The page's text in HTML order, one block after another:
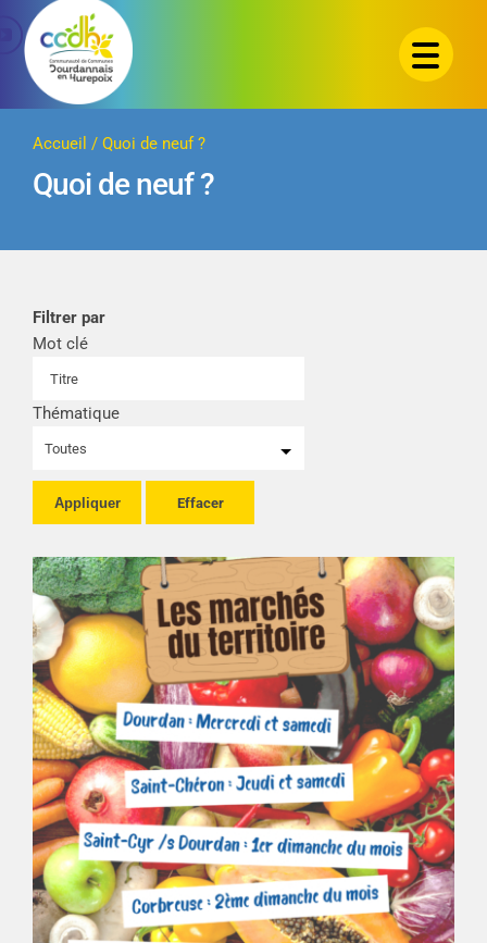
Passer
contenu
Accueil / Quoi de neuf ?
Quoi de neuf ?
Filtrer par
Mot clé
Thématique
Appliquer